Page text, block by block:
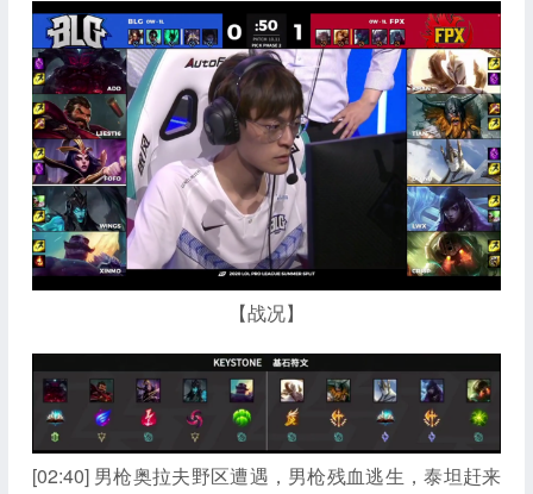
【战况】
[02:40] 男枪奥拉夫野区遭遇，男枪残血逃生，泰坦赶来